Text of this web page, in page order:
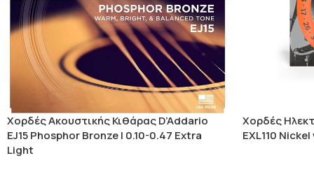
Χορδές Ακουστικής Κιθάρας D’Addario
EJ15 Phosphor Bronze | 0.10-0.47 Extra
Light
Χορδές
EXL110